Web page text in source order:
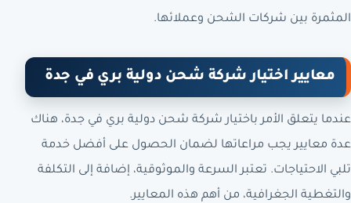
المثمرة بين شركات الشحن وعملائها.
معايير اختيار شركة شحن دولية بري في جدة
عندما يتعلق الأمر باختيار شركة شحن دولية بري في جدة، هناك
عدة معايير يجب مراعاتها لضمان الحصول على أفضل خدمة
تلبي الاحتياجات. تعتبر السرعة والموثوقية، إضافة إلى التكلفة
والتغطية الجغرافية، من أهم هذه المعايير.